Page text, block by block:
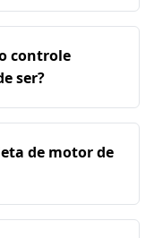
controle
ser?
de motor de